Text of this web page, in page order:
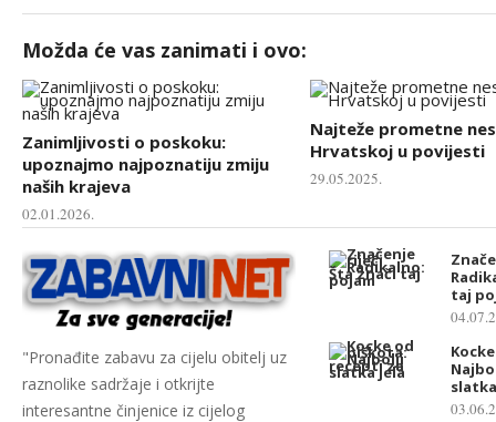
Možda će vas zanimati i ovo:
Zanimljivosti o poskoku:
upoznajmo najpoznatiju zmiju
naših krajeva
02.01.2026.
Najteže prometne
Hrvatskoj u povijesti
29.05.2025.
"Pronađite zabavu za cijelu obitelj uz
raznolike sadržaje i otkrijte
interesantne činjenice iz cijelog
taj